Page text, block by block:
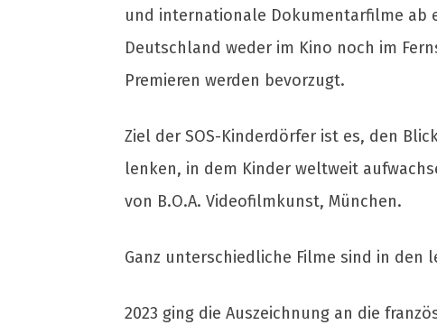
und internationale Dokumentarfilme ab
Deutschland weder im Kino noch im
Premieren werden bevorzugt.
Ziel der SOS-Kinderdörfer ist es, den
lenken, in dem Kinder weltweit
von B.O.A. Videofilmkunst, München.
Ganz unterschiedliche Filme sind in den
2023 ging die Auszeichnung an die